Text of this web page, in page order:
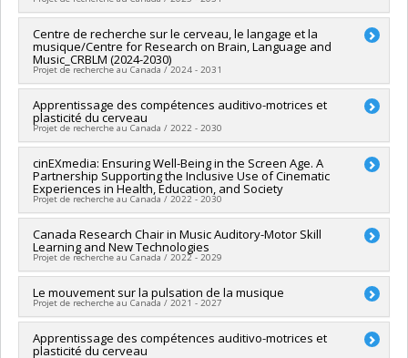
Lead researcher :Simone Dalla Bella
Funding sources:CRSNG/Conseil de recherches en sciences
naturelles et génie du Canada (CRSNG)
Grant programs:PVX20965-(RGP) Programme de subvention à
la découverte individuelle ou de groupe
Centre de recherche sur le cerveau, le langage et la
musique/Centre for Research on Brain, Language and
Music_CRBLM (2024-2030)
Projet de recherche au Canada / 2024 - 2031
Lead researcher :Denise Klein-Broomberg
Co-researchers :Simone Dalla Bella
Funding sources:
Grant programs:PVXXXXXX-(RS) Programme de
regroupements stratégiques
Apprentissage des compétences auditivo-motrices et
plasticité du cerveau
Projet de recherche au Canada / 2022 - 2030
Lead researcher :Simone Dalla Bella
Funding sources:Université de Montréal
Grant programs:PVXXXXXX-FEI sans restriction
cinEXmedia: Ensuring Well-Being in the Screen Age. A
Partnership Supporting the Inclusive Use of Cinematic
Experiences in Health, Education, and Society
Projet de recherche au Canada / 2022 - 2030
Funding sources:CRSH/Conseil de recherches en sciences
humaines du Canada
Grant programs:
Canada Research Chair in Music Auditory-Motor Skill
Learning and New Technologies
Projet de recherche au Canada / 2022 - 2029
Funding sources:SPIIE/Secrétariat des programmes
interorganismes à l’intention des établissements
Grant programs:PVX50399-Chaires de recherche du Canada
Le mouvement sur la pulsation de la musique
Projet de recherche au Canada / 2021 - 2027
Lead researcher :Simone Dalla Bella
Funding sources:Université de Montréal
Apprentissage des compétences auditivo-motrices et
plasticité du cerveau